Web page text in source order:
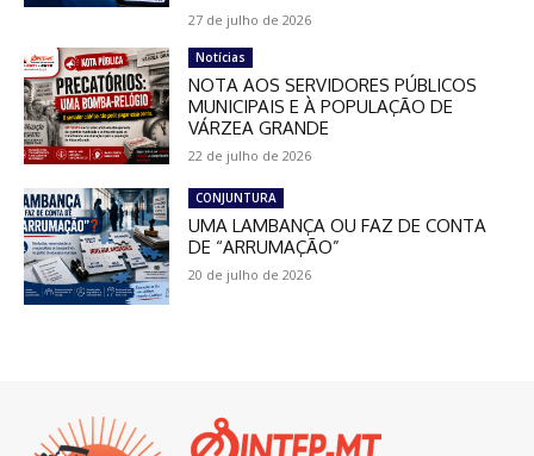
27 de julho de 2026
Notícias
NOTA AOS SERVIDORES PÚBLICOS
MUNICIPAIS E À POPULAÇÃO DE
VÁRZEA GRANDE
22 de julho de 2026
CONJUNTURA
UMA LAMBANÇA OU FAZ DE CONTA
DE “ARRUMAÇÃO”
20 de julho de 2026